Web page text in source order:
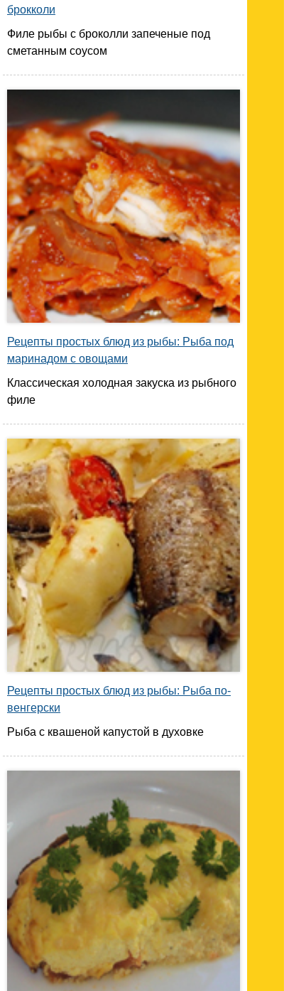
брокколи
Филе рыбы с броколли запеченые под
сметанным соусом
Рецепты простых блюд из рыбы: Рыба под
маринадом с овощами
Классическая холодная закуска из рыбного
филе
Рецепты простых блюд из рыбы: Рыба по-
венгерски
Рыба с квашеной капустой в духовке